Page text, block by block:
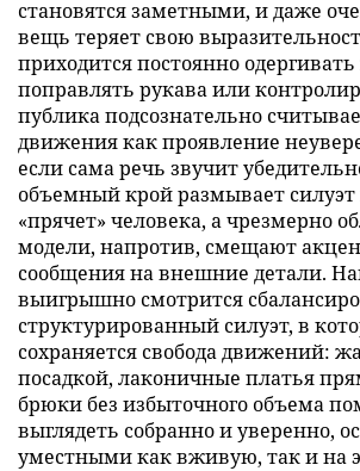
становятся заметными, и даже
вещь теряет свою
приходится постоянно
поправлять рукава или
публика подсознательно
движения как проявление
если сама речь звучит
объемный крой размывает силуэт
«прячет» человека, а чрезмерно
модели, напротив, смещают
сообщения на внешние детали.
выигрышно смотрится
структурированный силуэт, в
сохраняется свобода движений:
посадкой, лаконичные платья
брюки без избыточного объема
выглядеть собранно и уверенно,
уместными как вживую, так и на